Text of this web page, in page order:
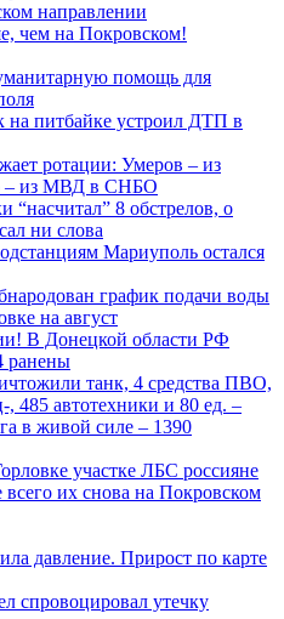
направлении
чем на Покровском!
помощь для
на питбайке устроил ДТП в
ротации: Умеров – из
– из МВД в СНБО
“насчитал” 8 обстрелов, о
ни слова
Мариуполь остался
график подачи воды
на август
В Донецкой области РФ
ранены
танк, 4 средства ПВО,
485 автотехники и 80 ед. –
в живой силе – 1390
участке ЛБС россияне
их снова на Покровском
давление. Прирост по карте
спровоцировал утечку